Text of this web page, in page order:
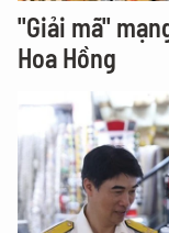
"Giải mã"
Hoa Hồng